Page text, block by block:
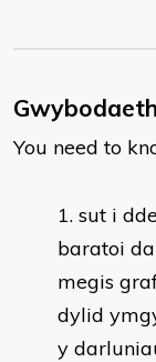
You need to
​sut i
baratoi
megis
dylid
y